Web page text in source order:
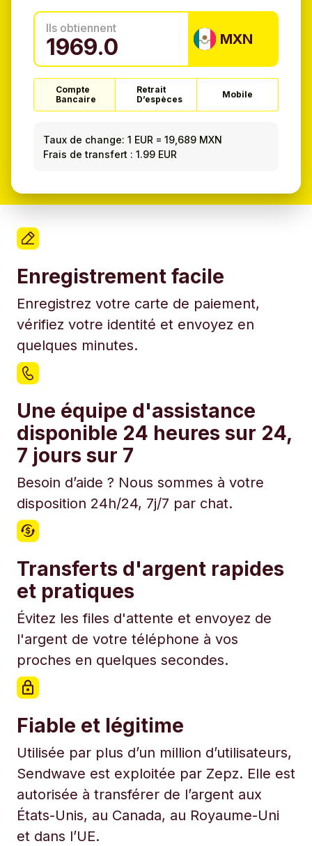
Ils obtiennent
MXN
Compte
Bancaire
Retrait
D’espèces
Mobile
Taux de change: 1 EUR =19,689 MXN
Frais de transfert : 1.99 EUR
Enregistrement facile
Enregistrez votre carte de paiement,
vérifiez votre identité et envoyez en
quelques minutes.
Une équipe d'assistance
disponible 24 heures sur 24,
7 jours sur 7
Besoin d’aide ? Nous sommes à votre
disposition 24h/24, 7j/7 par chat.
Transferts d'argent rapides
et pratiques
Évitez les files d'attente et envoyez de
l'argent de votre téléphone à vos
proches en quelques secondes.
Fiable et légitime
Utilisée par plus d’un million d’utilisateurs,
Sendwave est exploitée par Zepz. Elle est
autorisée à transférer de l’argent aux
États-Unis, au Canada, au Royaume-Uni
et dans l’UE.